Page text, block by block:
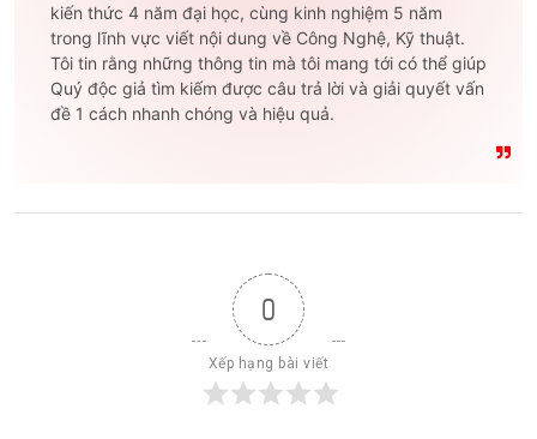
kiến thức 4 năm đại học, cùng kinh nghiệm 5 năm
trong lĩnh vực viết nội dung về Công Nghệ, Kỹ thuật.
Tôi tin rằng những thông tin mà tôi mang tới có thể giúp
Quý độc giả tìm kiếm được câu trả lời và giải quyết vấn
đề 1 cách nhanh chóng và hiệu quả.
0
Xếp hạng bài viết